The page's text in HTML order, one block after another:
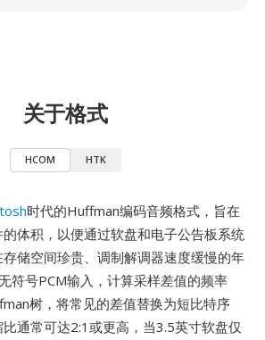
关于格式
HCOM HTK
时代的Huffman编码音频格式，旨在
体积，以便通过软盘和电子公告板系统
储空间珍贵、调制解调器速度缓慢的年
符号PCM输入，计算采样差值的频率
树，将常见的差值替换为短比特序
通常可达2:1或更高，当3.5英寸软盘仅